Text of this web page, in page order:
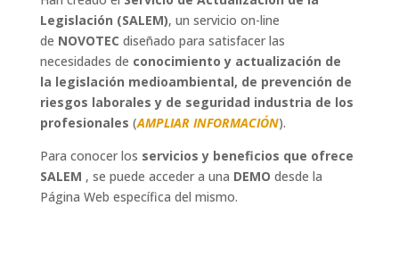
Legislación (SALEM), un servicio on-line
de NOVOTEC diseñado para satisfacer las
necesidades de conocimiento y actualización de
la legislación medioambiental, de prevención de
riesgos laborales y de seguridad industria de los
profesionales (AMPLIAR INFORMACIÓN).
Para conocer los servicios y beneficios que ofrece
SALEM , se puede acceder a una DEMO desde la
Página Web específica del mismo.